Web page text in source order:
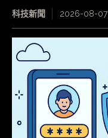
科技新聞 2026-08-07